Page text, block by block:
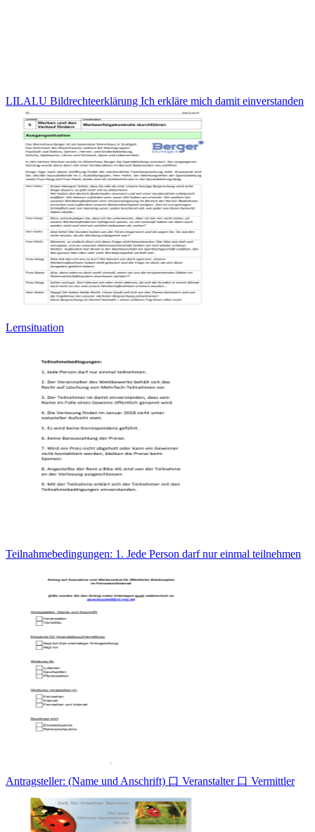
LILALU Bildrechteerklärung Ich erkläre mich damit einverstanden
Lernsituation
Teilnahmebedingungen: 1. Jede Person darf nur einmal teilnehmen
Antragsteller: (Name und Anschrift) 口 Veranstalter 口 Vermittler